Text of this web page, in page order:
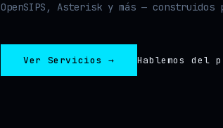
OpenSIPS, Asterisk y más — construidos
Ver Servicios → Hablemos del